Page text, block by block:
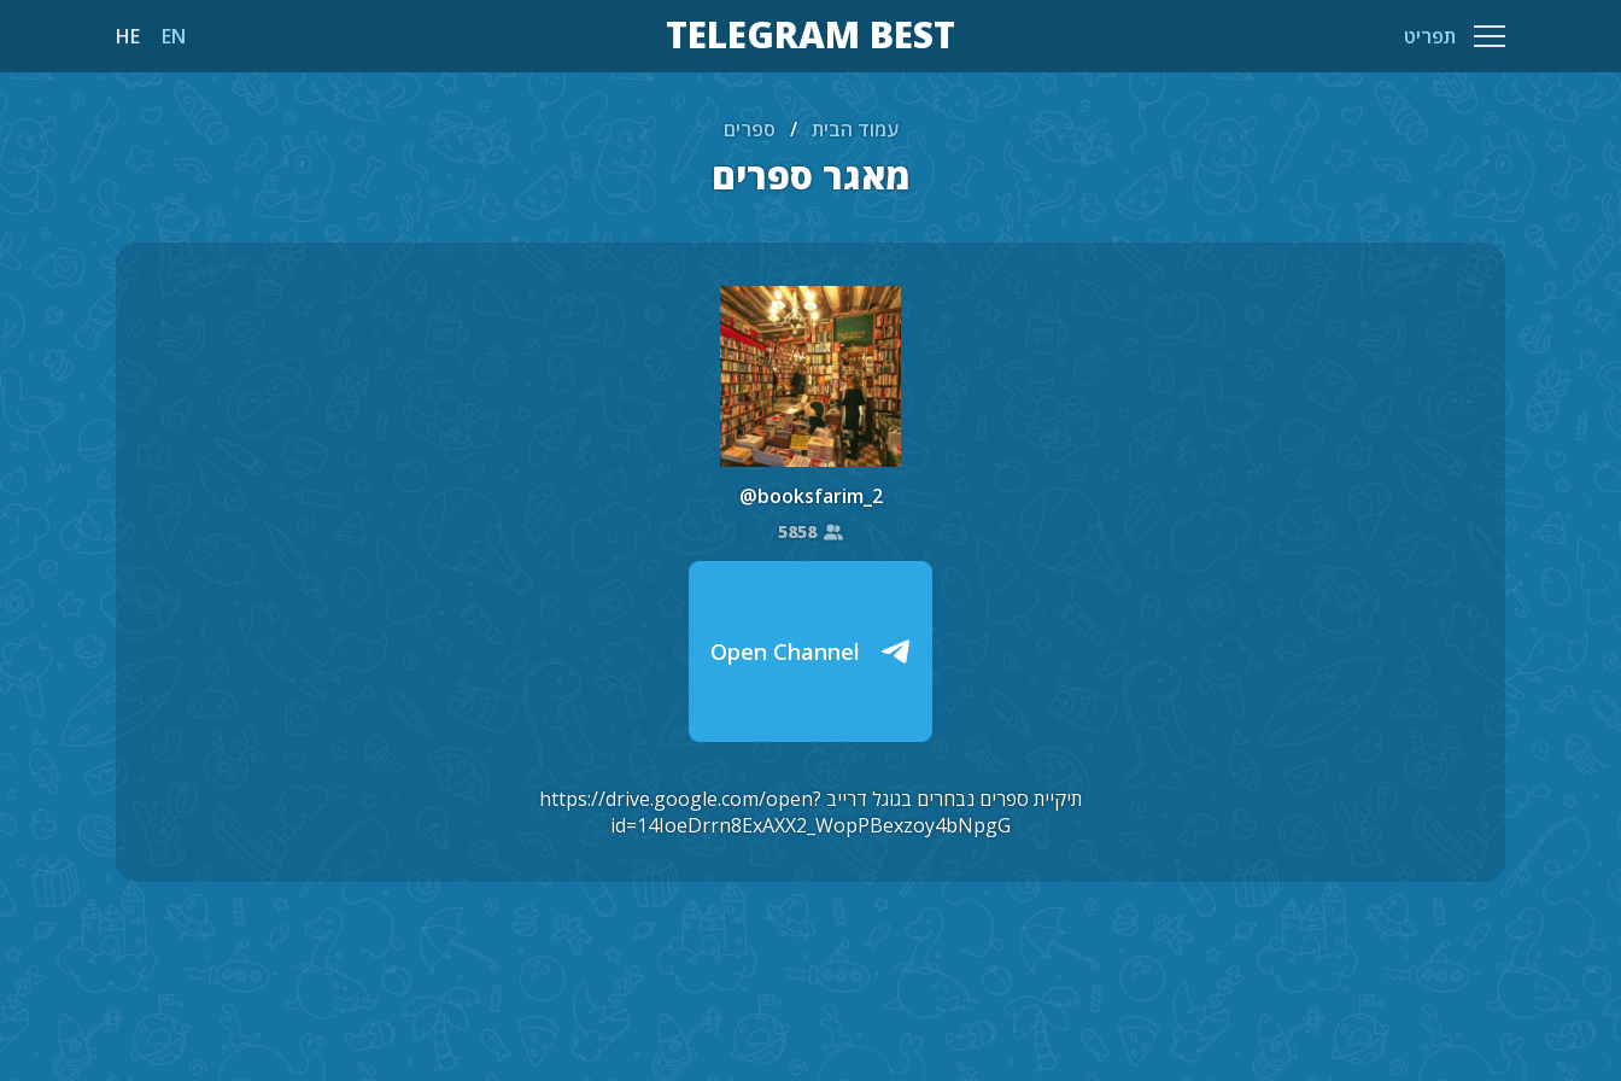
תפריט TELEGRAM BEST
EN
HE
עמוד הבית / ספרים
מאגר ספרים
@booksfarim_2
5858
Open Channel
תיקיית ספרים נבחרים בגוגל דרייב https://drive.google.com/open?
id=14IoeDrrn8ExAXX2_WopPBexzoy4bNpgG